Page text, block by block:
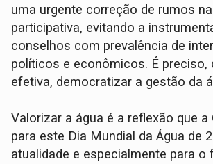
uma urgente correção de rumos
participativa, evitando a
conselhos com prevalência de
políticos e econômicos. É preciso,
efetiva, democratizar a gestão da
Valorizar a água é a reflexão que a
para este Dia Mundial da Água de
atualidade e especialmente para o